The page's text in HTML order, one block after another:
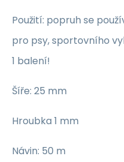
Použití: popruh se
pro psy, sportovního
1 balení!
Šíře: 25 mm
Hroubka 1 mm
Návin: 50 m